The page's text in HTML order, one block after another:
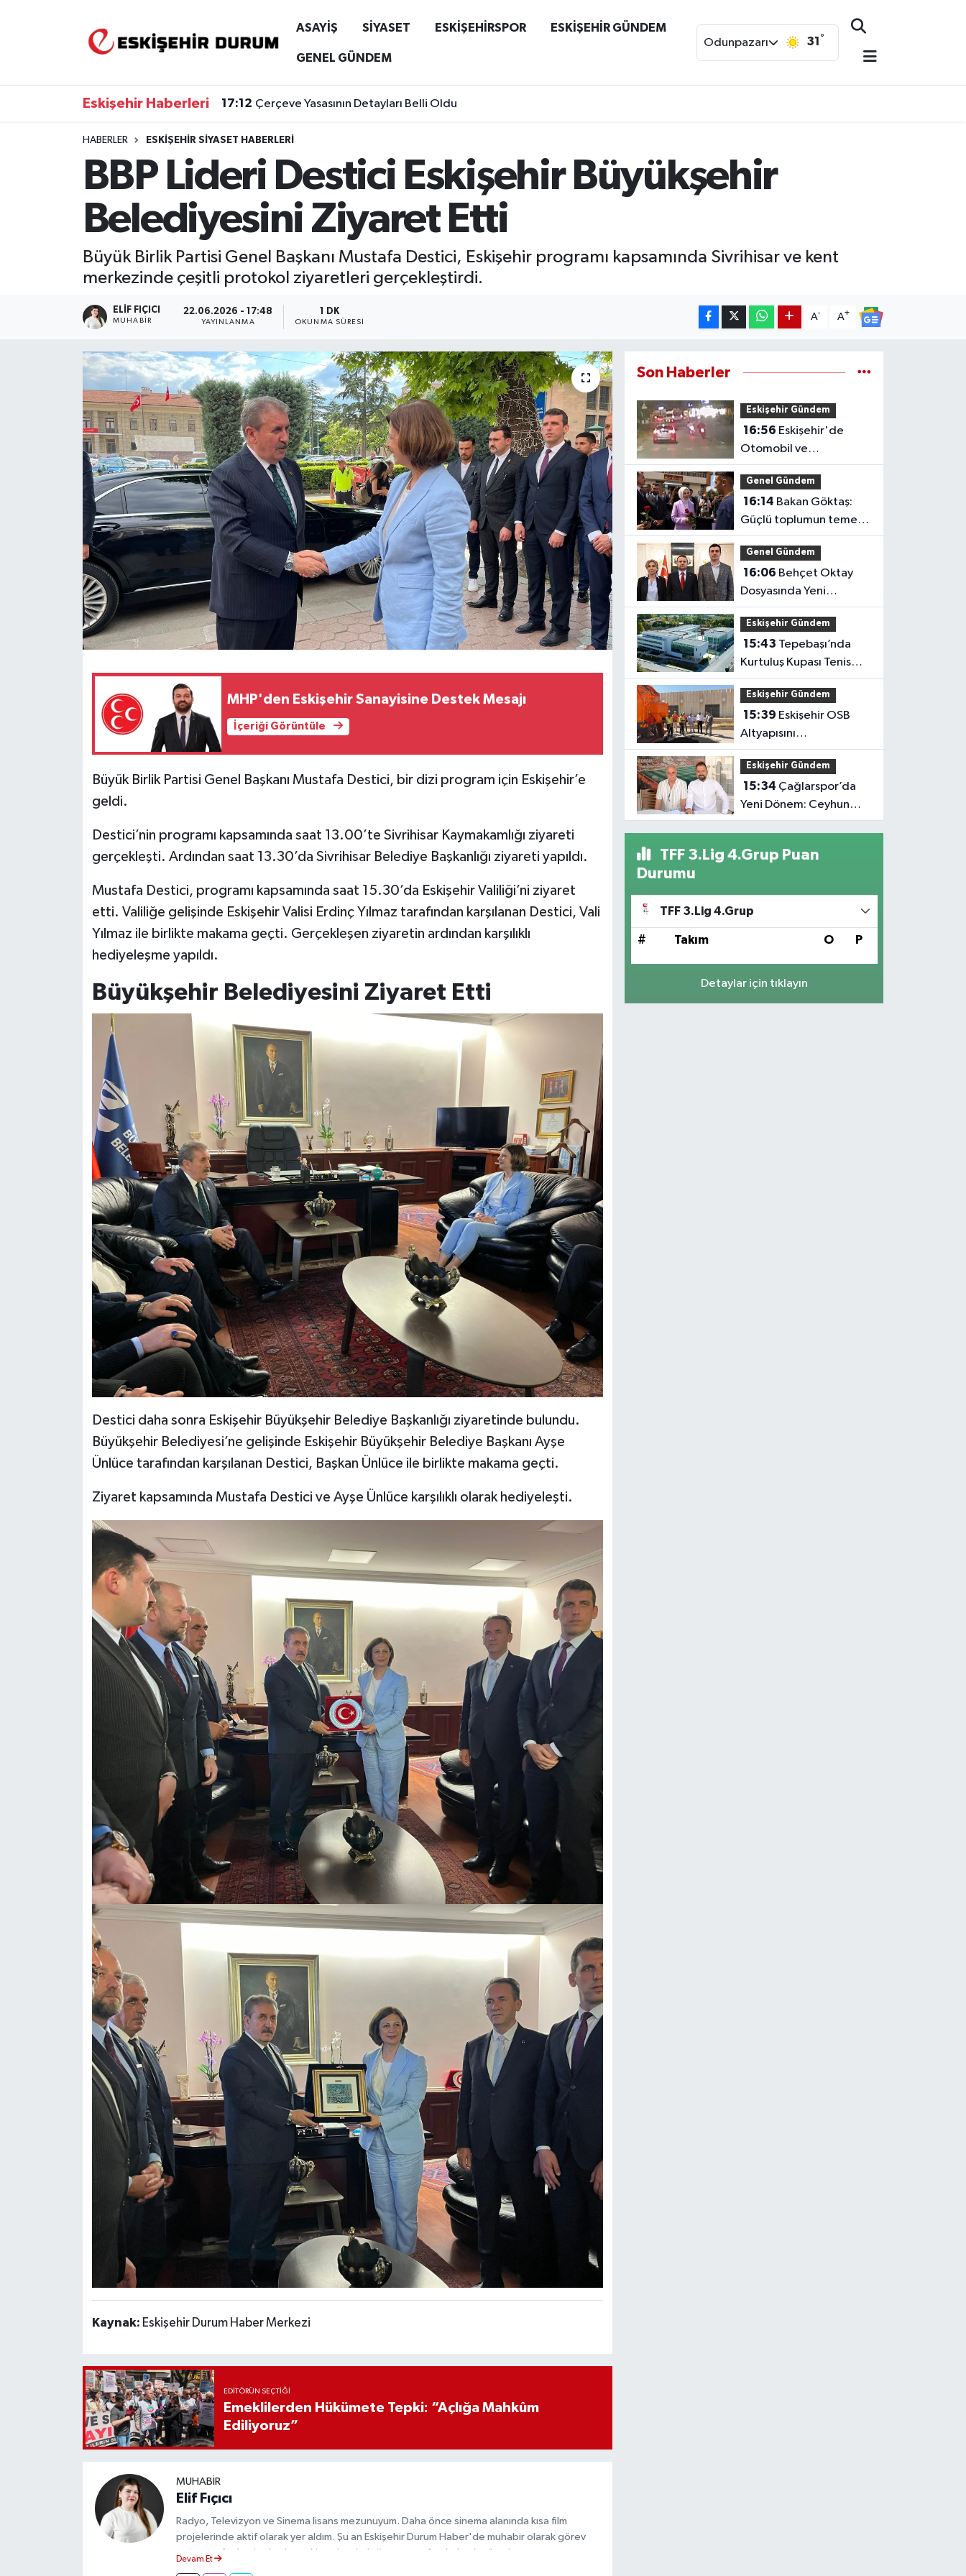
ASAYİŞ SİYASET ESKİŞEHİRSPOR ESKİŞEHİR GÜNDEM
GENEL GÜNDEM
Odunpazarı 31 °
Eskişehir Haberleri 17:12 Çerçeve Yasasının Detayları Belli Oldu
HABERLER ESKIŞEHIR SIYASET HABERLERI
BBP Lideri Destici Eskişehir Büyükşehir
Belediyesini Ziyaret Etti
Büyük Birlik Partisi Genel Başkanı Mustafa Destici, Eskişehir programı kapsamında Sivrihisar ve kent
merkezinde çeşitli protokol ziyaretleri gerçekleştirdi.
ELIF FIÇICI
MUHABIR
22.06.2026 - 17:48
YAYINLANMA
1 DK
OKUNMA SÜRESI
A- A+
MHP'den Eskişehir Sanayisine Destek Mesajı
İçeriği Görüntüle
Büyük Birlik Partisi Genel Başkanı Mustafa Destici, bir dizi program için Eskişehir’e
geldi.
Destici’nin programı kapsamında saat 13.00’te Sivrihisar Kaymakamlığı ziyareti
gerçekleşti. Ardından saat 13.30’da Sivrihisar Belediye Başkanlığı ziyareti yapıldı.
Mustafa Destici, programı kapsamında saat 15.30’da Eskişehir Valiliği’ni ziyaret
etti. Valiliğe gelişinde Eskişehir Valisi Erdinç Yılmaz tarafından karşılanan Destici, Vali
Yılmaz ile birlikte makama geçti. Gerçekleşen ziyaretin ardından karşılıklı
hediyeleşme yapıldı.
Büyükşehir Belediyesini Ziyaret Etti
Destici daha sonra Eskişehir Büyükşehir Belediye Başkanlığı ziyaretinde bulundu.
Büyükşehir Belediyesi’ne gelişinde Eskişehir Büyükşehir Belediye Başkanı Ayşe
Ünlüce tarafından karşılanan Destici, Başkan Ünlüce ile birlikte makama geçti.
Ziyaret kapsamında Mustafa Destici ve Ayşe Ünlüce karşılıklı olarak hediyeleşti.
Kaynak: Eskişehir Durum Haber Merkezi
EDITÖRÜN SEÇTIĞI
Emeklilerden Hükümete Tepki: “Açlığa Mahkûm
Ediliyoruz”
MUHABIR
Elif Fıçıcı
Radyo, Televizyon ve Sinema lisans mezunuyum. Daha önce sinema alanında kısa film
projelerinde aktif olarak yer aldım. Şu an Eskişehir Durum Haber'de muhabir olarak görev
yapıyor, gündemi sahadan takip ederek doğru ve tarafsız haberler üretiyorum.
Devam Et
Son Haberler
Eskişehir Gündem
16:56
Otomobil ve
Motosikletlerin Tehlikeli
Yarışı Kamerada
Genel Gündem
16:14
Güçlü toplumun temeli
güçlü ailedir
Genel Gündem
16:06
Dosyasında Yeni
Açıklama: Karanlık
Kalmayacak
Eskişehir Gündem
15:43
Kurtuluş Kupası Tenis
Heyecanı Başlıyor
Eskişehir Gündem
15:39
Altyapısını
Güçlendirmeye Devam
Ediyor
Eskişehir Gündem
15:34
Yeni Dönem: Ceyhun
Ceylan Göreve Başladı
TFF 3.Lig 4.Grup Puan
Durumu
TFF 3.Lig 4.Grup
# Takım O P
Detaylar için tıklayın
Eskişehir Nöbetçi Eczaneler
Eskişehir Trafik Yoğunluk Haritası
Süper Lig Puan Durumu ve Fikstür
Son Dakika Haberleri
Haber Arşivi